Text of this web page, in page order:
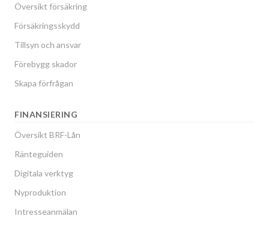
Översikt försäkring
Försäkringsskydd
Tillsyn och ansvar
Förebygg skador
Skapa förfrågan
FINANSIERING
Översikt BRF-Lån
Ränteguiden
Digitala verktyg
Nyproduktion
Intresseanmälan